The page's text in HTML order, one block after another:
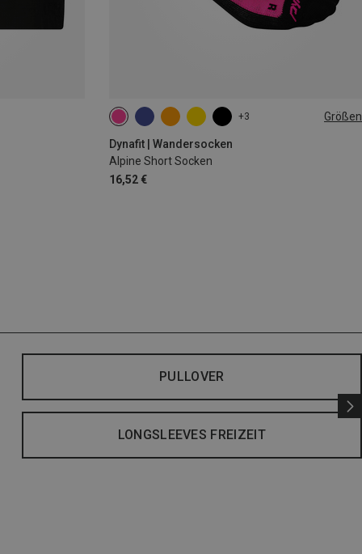
+3 Größen
Dynafit | Wandersocken
Alpine Short Socken
16,52 €
35|36|37|38 39|40|41|42
PULLOVER
LONGSLEEVES FREIZEIT